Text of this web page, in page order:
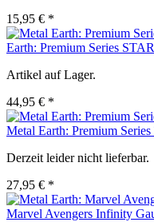
15,95 € *
Earth: Premium Series
Artikel auf Lager.
44,95 € *
Metal Earth: Premium
Derzeit leider nicht lieferbar.
27,95 € *
Marvel Avengers Infinity